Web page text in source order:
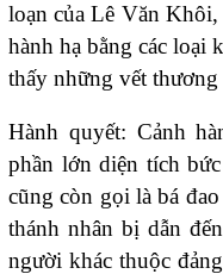
loạn của Lê Văn
hành hạ bằng các loại
thấy những vết
Hành quyết: Cảnh
phần lớn diện tích
cũng còn gọi là bá
thánh nhân bị dẫn
người khác thuộc